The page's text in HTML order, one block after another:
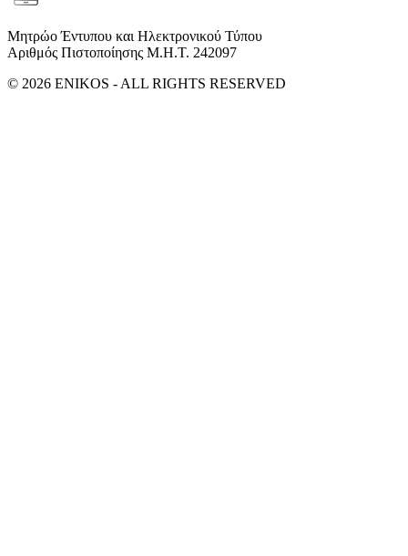
Μητρώο Έντυπου και Ηλεκτρονικού Τύπου
Αριθμός Πιστοποίησης Μ.Η.Τ. 242097
© 2026 ENIKOS - ALL RIGHTS RESERVED